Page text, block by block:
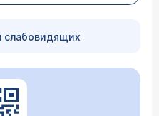
слабовидящих